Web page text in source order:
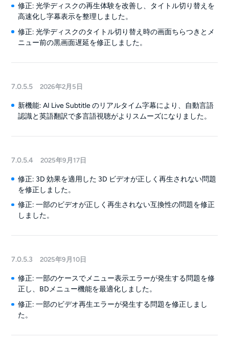
修正: 光学ディスクの再生体験を改善し、タイトル切り替えを
高速化し字幕表示を整理しました。
修正: 光学ディスクのタイトル切り替え時の画面ちらつきとメ
ニュー前の黒画面遅延を修正しました。
7.0.5.5 2026年2月5日
新機能: AI Live Subtitle のリアルタイム字幕により、自動言語
認識と英語翻訳で多言語視聴がよりスムーズになりました。
7.0.5.4 2025年9月17日
修正: 3D 効果を適用した 3D ビデオが正しく再生されない問題
を修正しました。
修正: 一部のビデオが正しく再生されない互換性の問題を修正
しました。
7.0.5.3 2025年9月10日
修正: 一部のケースでメニュー表示エラーが発生する問題を修
正し、BDメニュー機能を最適化しました。
修正: 一部のビデオ再生エラーが発生する問題を修正しまし
た。